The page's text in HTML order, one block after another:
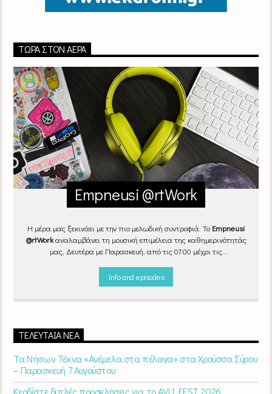
ΤΏΡΑ ΣΤΟΝ ΑΈΡΑ
Empneusi @rtWork
Η μέρα μας ξεκινάει με την πιο μελωδική συντροφιά. Το Empneusi
@rtWorkαναλαμβάνει τη μουσική επιμέλεια της καθημερινότητάς
μας, Δευτέρα με Παρασκευή, από τις 07.00 μέχρι τις
εναλλάσσονται αρμονικά, θυμίζοντάς μας πως δουλειά και
Καθημερινά(Δευτέρα-Παρασκευή)
Info and episodes
ΤΕΛΕΥΤΑΊΑ ΝΈΑ
Τα Νήσων Τέκνα «Ανέμελα στα πέλαγα» στα Χρούσσα Σύρου
– Παρασκευή 7 Αυγούστου